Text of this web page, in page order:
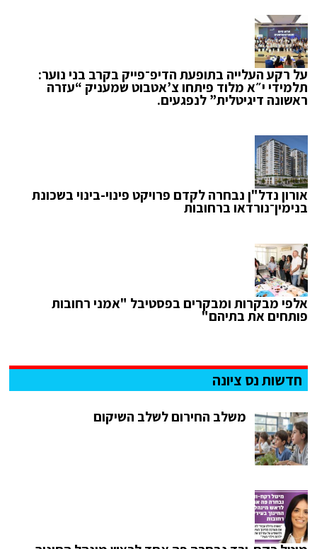
על רקע העלייה בתופעת הדיפ־פייק בקרב בני נוער:
תלמידי י״א מלוד פיתחו צ’אטבוט שמעניק “עזרה
ראשונה דיגיטלית” לנפגעים.
אורון נדל"ן נבחרה לקדם פרויקט פינוי-בינוי בשכונת
בנימין־נורדאו ברחובות
אלפי מבקרות ומבקרים בפסטיבל "אמני רחובות
פותחים את בתיהם"
חדשות נס ציונה
משלב החירום לשלב השיקום